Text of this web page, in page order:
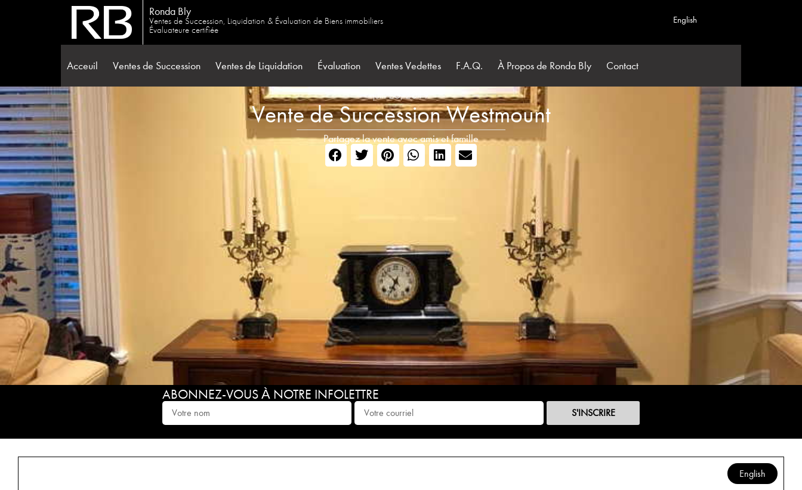
Ronda Bly
Ventes de Succession, Liquidation & Évaluation de Biens immobiliers
Évaluateure certifiée
English
Acceuil Ventes de Succession Ventes de Liquidation Évaluation Ventes Vedettes F.A.Q. À Propos de Ronda Bly Contact
juin 26, 2019
Vente de Succession Westmount
Partagez la vente avec amis et famille
ABONNEZ-VOUS À NOTRE INFOLETTRE
S'INSCRIRE
English